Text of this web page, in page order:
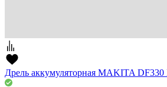
Дрель аккумуляторная MAKITA DF330